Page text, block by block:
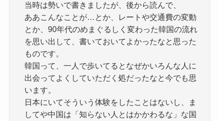
当時は勢いで書きましたが、後から読んで、
ああこんなことが…とか、レートや交通費の変動
とか、90年代のめまぐるしく変わった韓国の流れ
を思い出して、書いておいてよかったなと思った
ものです。
韓国って、一人で歩いてるとなぜかいろんな人に
出会ってよくしていただく処だったなと今でも思
います。
日本にいてそういう体験をしたことはないし、ま
してや中国は「知らない人とはかかわるな」な国